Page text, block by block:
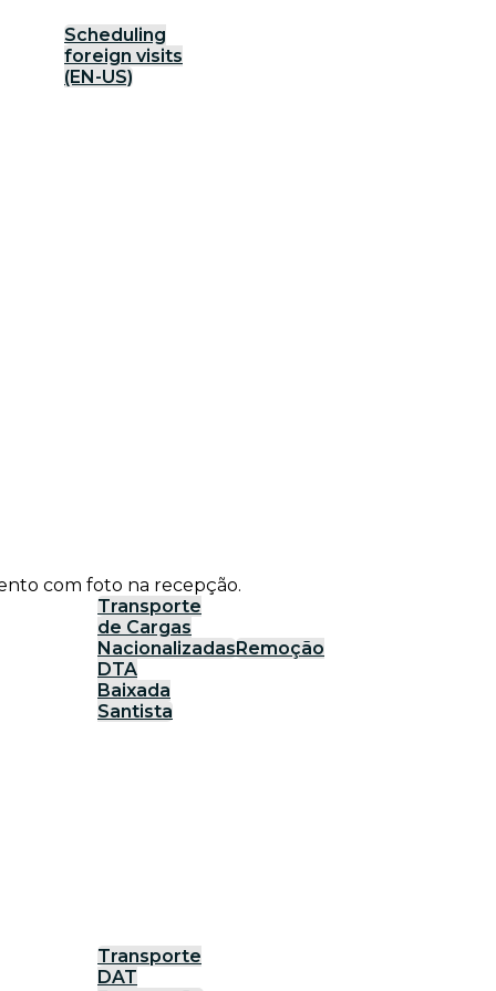
Scheduling
foreign visits
(EN-US)
com foto na recepção.
Transporte
de Cargas
Nacionalizadas Remoção
DTA
Baixada
Santista
Transporte
DAT